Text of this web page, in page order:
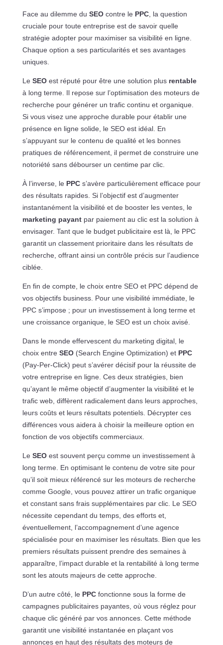
Face au dilemme du SEOcontre le PPC, la question
cruciale pour toute entreprise est de savoir quelle
stratégie adopter pour maximiser sa visibilité en ligne.
Chaque option a ses particularités et ses avantages
uniques.
Le SEOest réputé pour être une solution plus rentable
à long terme. Il repose sur l’optimisation des moteurs de
recherche pour générer un trafic continu et organique.
Si vous visez une approche durable pour établir une
présence en ligne solide, le SEO est idéal. En
s’appuyant sur le contenu de qualité et les bonnes
pratiques de référencement, il permet de construire une
notoriété sans débourser un centime par clic.
À l’inverse, le PPCs’avère particulièrement efficace pour
des résultats rapides. Si l’objectif est d’augmenter
instantanément la visibilité et de booster les ventes, le
marketing payantpar paiement au clic est la solution à
envisager. Tant que le budget publicitaire est là, le PPC
garantit un classement prioritaire dans les résultats de
recherche, offrant ainsi un contrôle précis sur l’audience
ciblée.
En fin de compte, le choix entre SEO et PPC dépend de
vos objectifs business. Pour une visibilité immédiate, le
PPC s’impose ; pour un investissement à long terme et
une croissance organique, le SEO est un choix avisé.
Dans le monde effervescent du marketing digital, le
choix entre SEO(Search Engine Optimization) et PPC
(Pay-Per-Click) peut s’avérer décisif pour la réussite de
votre entreprise en ligne. Ces deux stratégies, bien
qu’ayant le même objectif d’augmenter la visibilité et le
trafic web, diffèrent radicalement dans leurs approches,
leurs coûts et leurs résultats potentiels. Décrypter ces
différences vous aidera à choisir la meilleure option en
fonction de vos objectifs commerciaux.
Le SEOest souvent perçu comme un investissement à
long terme. En optimisant le contenu de votre site pour
qu’il soit mieux référencé sur les moteurs de recherche
comme Google, vous pouvez attirer un trafic organique
et constant sans frais supplémentaires par clic. Le SEO
nécessite cependant du temps, des efforts et,
éventuellement, l’accompagnement d’une agence
spécialisée pour en maximiser les résultats. Bien que les
premiers résultats puissent prendre des semaines à
apparaître, l’impact durable et la rentabilité à long terme
sont les atouts majeurs de cette approche.
D’un autre côté, le PPCfonctionne sous la forme de
campagnes publicitaires payantes, où vous réglez pour
chaque clic généré par vos annonces. Cette méthode
garantit une visibilité instantanée en plaçant vos
annonces en haut des résultats des moteurs de